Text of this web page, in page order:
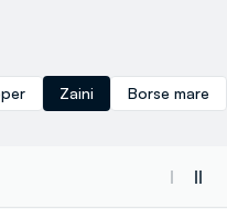
Zaini Borse mare